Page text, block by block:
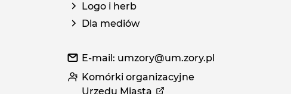
Logo i herb
Dla mediów
E-mail: umzory@um.zory.pl
Komórki organizacyjne
Urzędu Miasta